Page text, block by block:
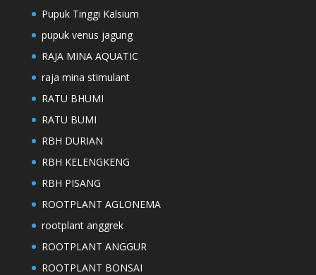
Pupuk Tinggi Kalsium
pupuk venus jagung
RAJA MINA AQUATIC
raja mina stimulant
RATU BHUMI
RATU BUMI
RBH DURIAN
RBH KELENGKENG
RBH PISANG
ROOTPLANT AGLONEMA
rootplant anggrek
ROOTPLANT ANGGUR
ROOTPLANT BONSAI